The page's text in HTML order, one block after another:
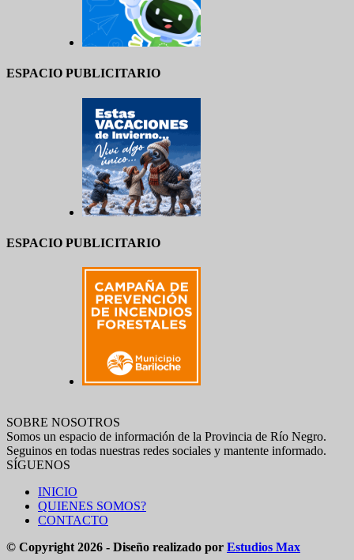
ESPACIO PUBLICITARIO
ESPACIO PUBLICITARIO
SOBRE NOSOTROS
Somos un espacio de información de la Provincia de Río Negro.
Seguinos en todas nuestras redes sociales y mantente informado.
SÍGUENOS
INICIO
QUIENES SOMOS?
CONTACTO
© Copyright 2026 - Diseño realizado por Estudios Max